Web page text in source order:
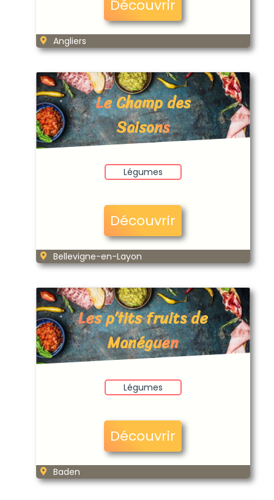
Découvrir
Angliers
Le Champ des
Saisons
Légumes
Découvrir
Bellevigne-en-Layon
Les p’tits fruits de
Manéguen
Légumes
Découvrir
Baden